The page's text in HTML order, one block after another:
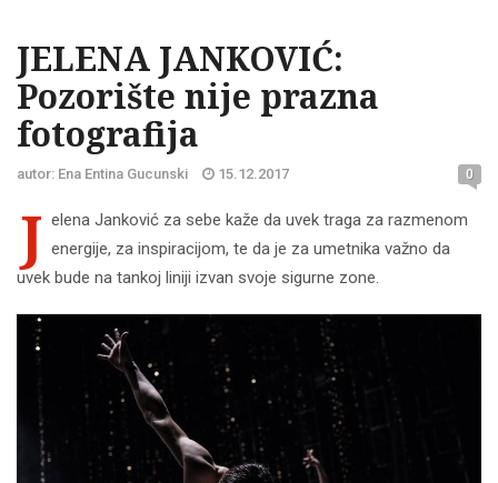
JELENA JANKOVIĆ:
Pozorište nije prazna
fotografija
autor: Ena Entina Gucunski 15.12.2017 0
J elena Janković za sebe kaže da uvek traga za razmenom
energije, za inspiracijom, te da je za umetnika važno da
uvek bude na tankoj liniji izvan svoje sigurne zone.